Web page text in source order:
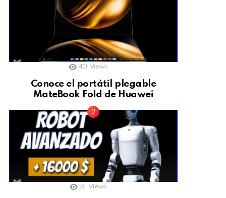
40 Views
Conoce el portátil plegable
MateBook Fold de Huawei
51 Views